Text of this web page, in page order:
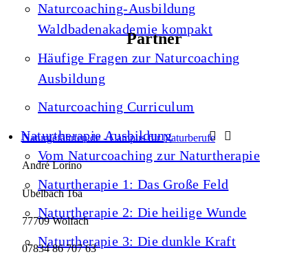
Naturcoaching-Ausbildung
Waldbadenakademie kompakt
Häufige Fragen zur Naturcoaching
Ausbildung
Naturcoaching Curriculum
Naturtherapie Ausbildung
Vom Naturcoaching zur Naturtherapie
Naturtherapie 1: Das Große Feld
Naturtherapie 2: Die heilige Wunde
Naturtherapie 3: Die dunkle Kraft
Partner
Naturgefährten.de - Campus für Naturberufe
André Lorino
Übelbach 16a
77709 Wolfach
07834 86 707 63